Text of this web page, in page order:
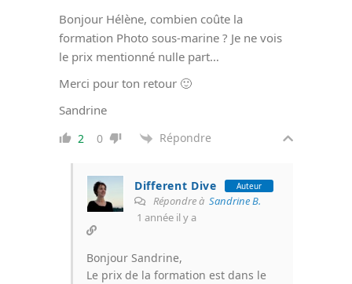
Bonjour Hélène, combien coûte la
formation Photo sous-marine ? Je ne vois
le prix mentionné nulle part…
Merci pour ton retour 🙂
Sandrine
2 0 Répondre
Different Dive Auteur
Répondre à Sandrine B.
1 année il y a
Bonjour Sandrine,
Le prix de la formation est dans le